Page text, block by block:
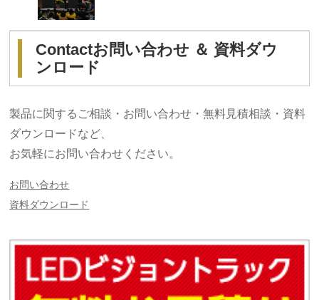
Contactお問い合わせ ＆ 資料ダウ
ンロード
製品に関するご相談・お問い合わせ・無料見積相談・資料
ダウンロードなど、
お気軽にお問い合わせください。
お問い合わせ
資料ダウンロード